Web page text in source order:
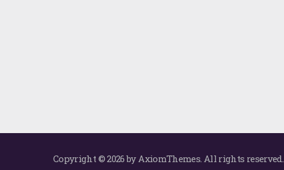
Copyright © 2026 by AxiomThemes. All rights reserved.